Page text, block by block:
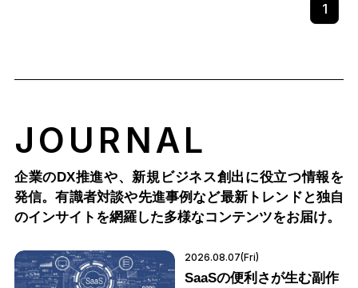
1
JOURNAL
企業のDX推進や、新規ビジネス創出に役立つ情報を
発信。有識者対談や先進事例など最新トレンドと独自
のインサイトを網羅した多様なコンテンツをお届け。
2026.08.07(Fri)
SaaSの便利さが生む副作